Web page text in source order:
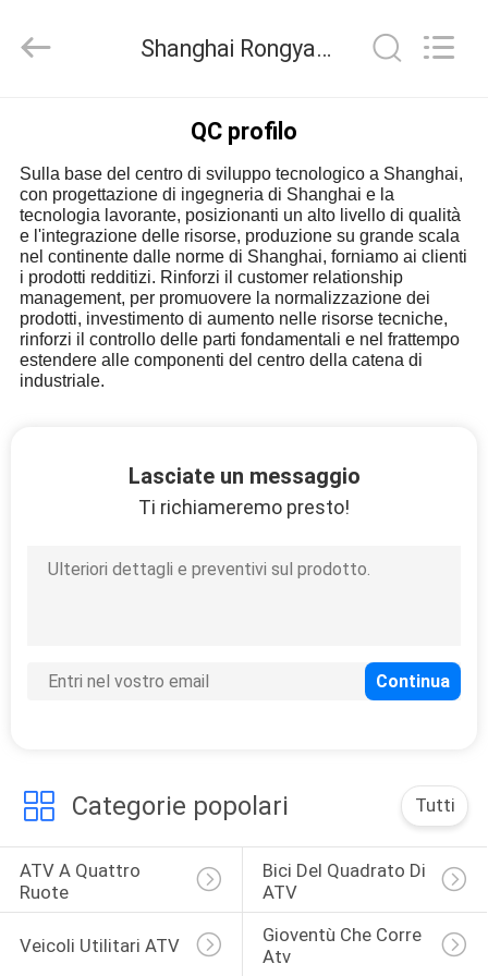
PRODOTTI
CIRCA
NOI
GIRO
DELLA
CONTROLLO
QUALITÀ
CITAZIONE
MAPPA
DEL
SITO
Rongyao
Vehicle
Shanghai Rongyao Vehicle Co.,Ltd Controllo di qualità
QC profilo
Sulla base del centro di sviluppo tecnologico a Shanghai,
con progettazione di ingegneria di Shanghai e la
tecnologia lavorante, posizionanti un alto livello di qualità
e l'integrazione delle risorse, produzione su grande scala
nel continente dalle norme di Shanghai, forniamo ai clienti
i prodotti redditizi. Rinforzi il customer relationship
management, per promuovere la normalizzazione dei
prodotti, investimento di aumento nelle risorse tecniche,
rinforzi il controllo delle parti fondamentali e nel frattempo
estendere alle componenti del centro della catena di
industriale.
Lasciate un messaggio
Ti richiameremo presto!
Categorie popolari Tutti
ATV A Quattro
Ruote
Bici Del Quadrato Di
ATV
Veicoli Utilitari ATV
Gioventù Che Corre
Atv